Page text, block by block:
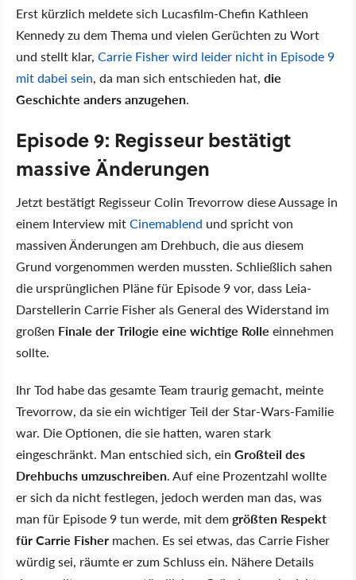
Erst kürzlich meldete sich Lucasfilm-Chefin Kathleen
Kennedy zu dem Thema und vielen Gerüchten zu Wort
und stellt klar, Carrie Fisher wird leider nicht in Episode 9
mit dabei sein, da man sich entschieden hat, die
Geschichte anders anzugehen.
Episode 9: Regisseur bestätigt
massive Änderungen
Jetzt bestätigt Regisseur Colin Trevorrow diese Aussage in
einem Interview mitCinemablend und spricht von
massiven Änderungen am Drehbuch, die aus diesem
Grund vorgenommen werden mussten. Schließlich sahen
die ursprünglichen Pläne für Episode 9 vor, dass Leia-
Darstellerin Carrie Fisher als General des Widerstand im
großen Finale der Trilogie eine wichtige Rolle einnehmen
sollte.
Ihr Tod habe das gesamte Team traurig gemacht, meinte
Trevorrow, da sie ein wichtiger Teil der Star-Wars-Familie
war. Die Optionen, die sie hatten, waren stark
eingeschränkt. Man entschied sich, ein Großteil des
Drehbuchs umzuschreiben. Auf eine Prozentzahl wollte
er sich da nicht festlegen, jedoch werden man das, was
man für Episode 9 tun werde, mit demgrößten Respekt
für Carrie Fisher machen. Es sei etwas, das Carrie Fisher
würdig sei, räumte er zum Schluss ein. Nähere Details